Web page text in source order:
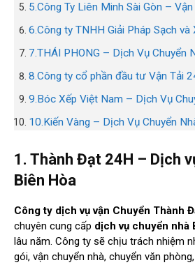
5.Công Ty Liên Minh Sài Gòn –
6.Công ty TNHH Giải Pháp Sạch và
7.THÁI PHONG – Dịch Vụ Chuyển
8.Công ty cổ phần đầu tư Vận Tải
9.Bóc Xếp Việt Nam – Dịch Vụ
10.Kiến Vàng – Dịch Vụ Chuyển
1. Thành Đạt 24H – Dịch
Biên Hòa
Công ty dịch vụ vận Chuyển Thành
chuyên cung cấp dịch vụ chuyển nhà
lâu năm. Công ty sẽ chịu trách nhiệm
gói, vận chuyển nhà, chuyển văn